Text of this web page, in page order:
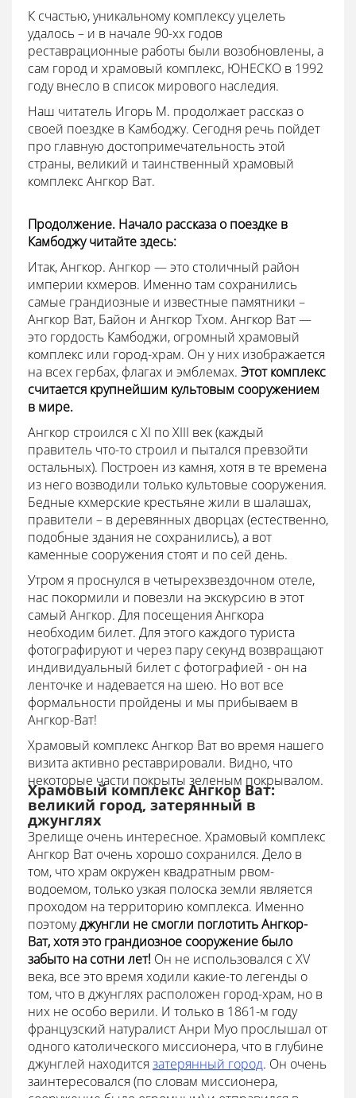
К счастью, уникальному комплексу уцелеть
удалось – и в начале 90-хх годов
реставрационные работы были возобновлены, а
сам город и храмовый комплекс, ЮНЕСКО в 1992
году внесло в список мирового наследия.
Наш читатель Игорь М. продолжает рассказ о
своей поездке в Камбоджу. Сегодня речь пойдет
про главную достопримечательность этой
страны, великий и таинственный храмовый
комплекс Ангкор Ват.
Продолжение. Начало рассказа о поездке в
Камбоджу читайте здесь:
Итак, Ангкор. Ангкор — это столичный район
империи кхмеров. Именно там сохранились
самые грандиозные и известные памятники –
Ангкор Ват, Байон и Ангкор Тхом. Ангкор Ват —
это гордость Камбоджи, огромный храмовый
комплекс или город-храм. Он у них изображается
на всех гербах, флагах и эмблемах. Этот комплекс
считается крупнейшим культовым сооружением
в мире.
Ангкор строился с XI по XIII век (каждый
правитель что-то строил и пытался превзойти
остальных). Построен из камня, хотя в те времена
из него возводили только культовые сооружения.
Бедные кхмерские крестьяне жили в шалашах,
правители – в деревянных дворцах (естественно,
подобные здания не сохранились), а вот
каменные сооружения стоят и по сей день.
Утром я проснулся в четырехзвездочном отеле,
нас покормили и повезли на экскурсию в этот
самый Ангкор. Для посещения Ангкора
необходим билет. Для этого каждого туриста
фотографируют и через пару секунд возвращают
индивидуальный билет с фотографией - он на
ленточке и надевается на шею. Но вот все
формальности пройдены и мы прибываем в
Ангкор-Ват!
Храмовый комплекс Ангкор Ват во время нашего
визита активно реставрировали. Видно, что
некоторые части покрыты зеленым покрывалом.
Храмовый комплекс Ангкор Ват:
великий город, затерянный в
джунглях
Зрелище очень интересное. Храмовый комплекс
Ангкор Ват очень хорошо сохранился. Дело в
том, что храм окружен квадратным рвом-
водоемом, только узкая полоска земли является
проходом на территорию комплекса. Именно
поэтомуджунгли не смогли поглотить Ангкор-
Ват, хотя это грандиозное сооружение было
забыто на сотни лет! Он не использовался с XV
века, все это время ходили какие-то легенды о
том, что в джунглях расположен город-храм, но в
них не особо верили. И только в 1861-м году
французский натуралист Анри Муо прослышал от
одного католического миссионера, что в глубине
джунглей находится затерянный город. Он очень
заинтересовался (по словам миссионера,